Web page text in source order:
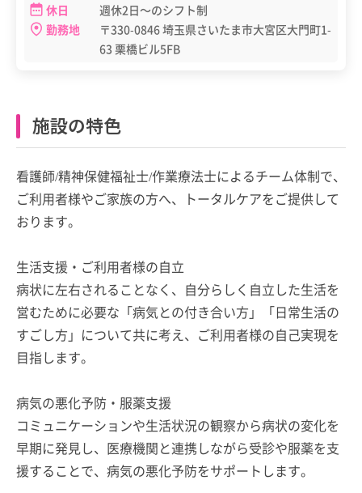
休日
週休2日～のシフト制
勤務地
〒330-0846 埼玉県さいたま市大宮区大門町1-
63 栗橋ビル5FB
施設の特色
看護師/精神保健福祉士/作業療法士によるチーム体制で、
ご利用者様やご家族の方へ、トータルケアをご提供して
おります。
生活支援・ご利用者様の自立
病状に左右されることなく、自分らしく自立した生活を
営むために必要な「病気との付き合い方」「日常生活の
すごし方」について共に考え、ご利用者様の自己実現を
目指します。
病気の悪化予防・服薬支援
コミュニケーションや生活状況の観察から病状の変化を
早期に発見し、医療機関と連携しながら受診や服薬を支
援することで、病気の悪化予防をサポートします。